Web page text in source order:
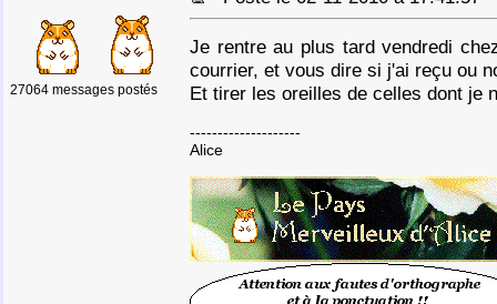
27064 messages postés
Je rentre au plus tard vendredi
courrier, et vous dire si j'ai reçu ou
Et tirer les oreilles de celles dont je
--------------------
Alice